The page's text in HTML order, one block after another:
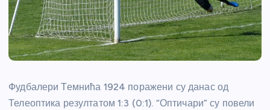
Фудбалери Темнића 1924 поражени су данас од
Телеоптика резултатом 1:3 (0:1). “Оптичари” су повели